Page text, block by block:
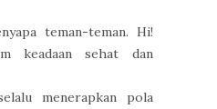
teman-teman. Hi!
keadaan sehat dan
menerapkan pola